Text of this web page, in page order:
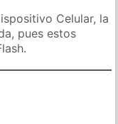
Celular, la
pues estos